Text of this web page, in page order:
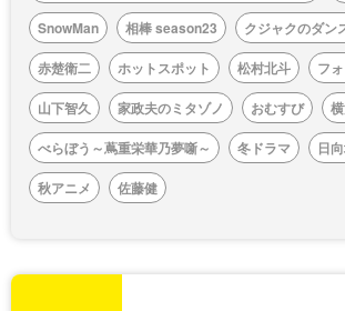
SnowMan
相棒 season23
クジャクのダン
赤楚衛二
ホットスポット 松村北斗 フ
山下智久
家政夫のミタゾノ おむすび
べらぼう～蔦重栄華乃夢噺～
冬ドラマ
日
秋アニメ
佐藤健